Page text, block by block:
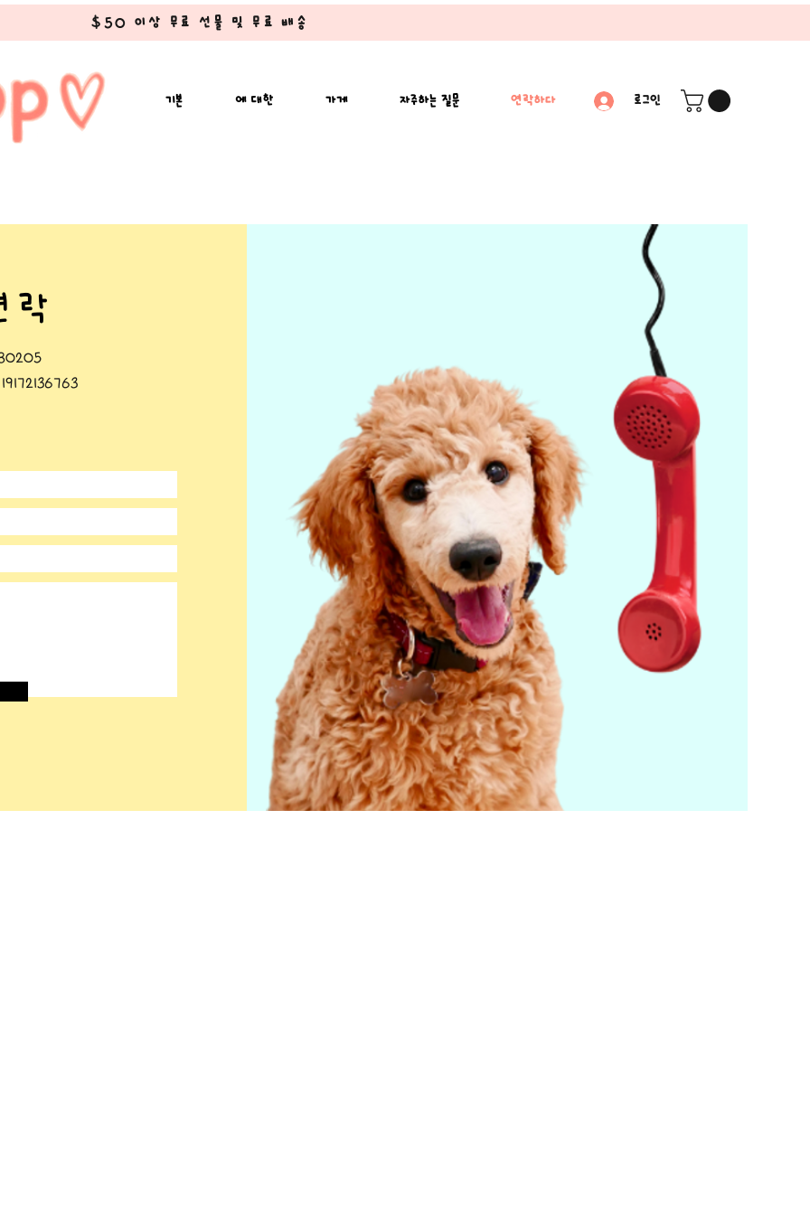
$50 이상 무료 선물 및 무료 배송
기본 에 대한 가게 자주하는 질문 연락하다 로그인
락